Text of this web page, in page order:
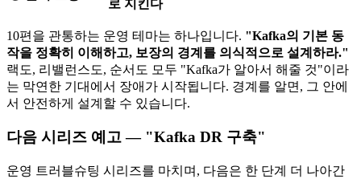
로 지킨다
10편을 관통하는 운영 테마는 하나입니다. "Kafka의 기본 동
작을 정확히 이해하고, 보장의 경계를 의식적으로 설계하라."
랙도, 리밸런스도, 순서도 모두 "Kafka가 알아서 해줄 것"이라
는 막연한 기대에서 장애가 시작됩니다. 경계를 알면, 그 안에
서 안전하게 설계할 수 있습니다.
다음 시리즈 예고 — "Kafka DR 구축"
운영 트러블슈팅 시리즈를 마치며, 다음은 한 단계 더 나아간